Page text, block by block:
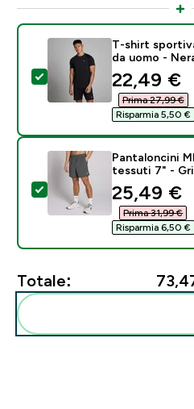
Seleziona questo
T-shirt
da uomo -
22,49 €‎
Prima 27,99 €‎
Risparmia 5,50 €‎
Seleziona questo
Pantaloncini
tessuti 7" -
25,49 €‎
Prima 31,99 €‎
Risparmia 6,50 €‎
Totale: